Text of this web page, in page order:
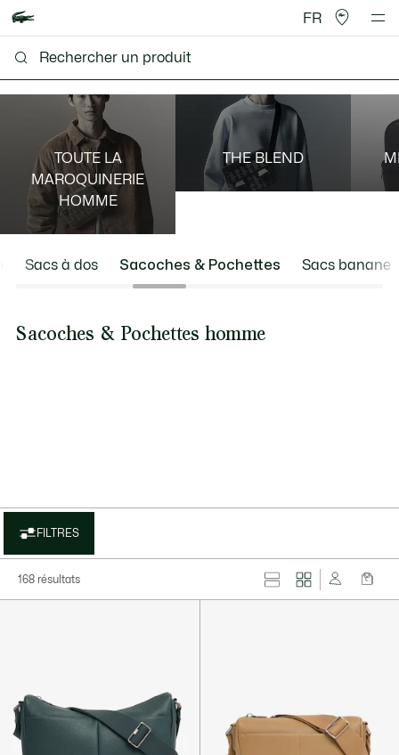
FR
TOUTE LA
MAROQUINERIE
HOMME
THE BLEND
Sacs à dos Sacoches & Pochettes Sacs banane
Sacoches & Pochettes homme
FILTRES
168 résultats